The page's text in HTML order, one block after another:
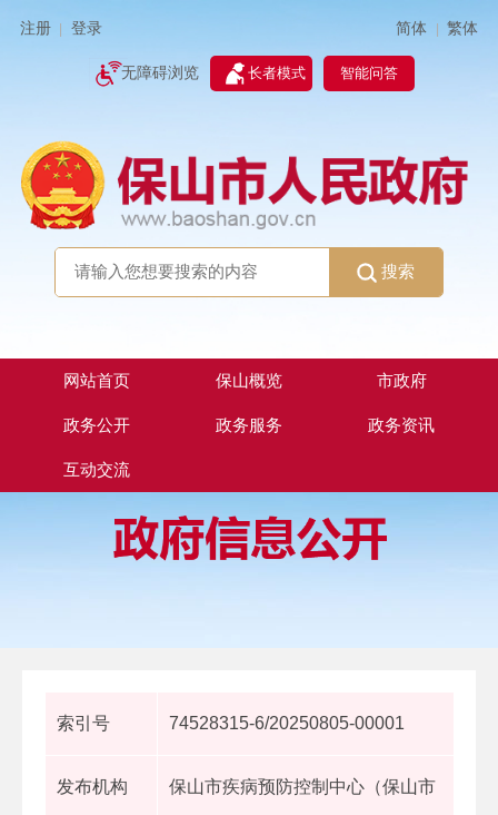
注册 登录 简体 | 繁体
无障碍浏览 长者模式 智能问答
搜索
网站首页 保山概览 市政府
政务公开 政务服务 政务资讯
互动交流
索引号 74528315-6/20250805-00001
发布机构 保山市疾病预防控制中心（保山市